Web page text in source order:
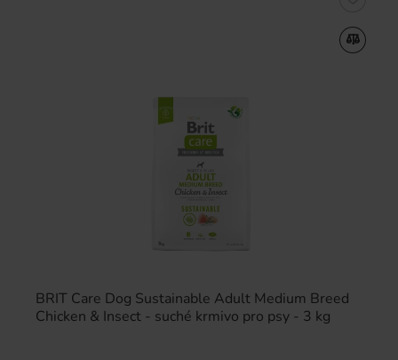
BRIT Care Dog Sustainable Adult Medium Breed
Chicken & Insect - suché krmivo pro psy - 3 kg